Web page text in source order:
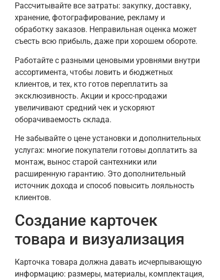
Рассчитывайте все затраты: закупку, доставку,
хранение, фотографирование, рекламу и
обработку заказов. Неправильная оценка может
съесть всю прибыль, даже при хорошем обороте.
Работайте с разными ценовыми уровнями внутри
ассортимента, чтобы ловить и бюджетных
клиентов, и тех, кто готов переплатить за
эксклюзивность. Акции и кросс-продажи
увеличивают средний чек и ускоряют
оборачиваемость склада.
Не забывайте о цене установки и дополнительных
услугах: многие покупатели готовы доплатить за
монтаж, вынос старой сантехники или
расширенную гарантию. Это дополнительный
источник дохода и способ повысить лояльность
клиентов.
Создание карточек
товара и визуализация
Карточка товара должна давать исчерпывающую
информацию: размеры, материалы, комплектация,